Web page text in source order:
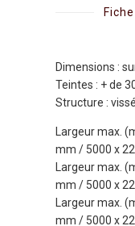
Dimensions :
Teintes : + de
Structure :
Largeur max.
mm / 5000 x
Largeur max.
mm / 5000 x
Largeur max.
mm / 5000 x